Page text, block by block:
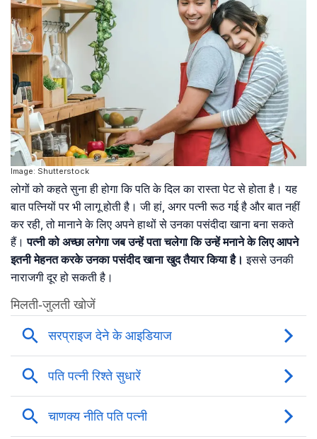
Image: Shutterstock
लोगों को कहते सुना ही होगा कि पति के दिल का रास्ता पेट से होता है। यह
बात पत्नियों पर भी लागू होती है। जी हां, अगर पत्नी रूठ गई है और बात नहीं
कर रही, तो मानाने के लिए अपने हाथों से उनका पसंदीदा खाना बना सकते
हैं।पत्नी को अच्छा लगेगा जब उन्हें पता चलेगा कि उन्हें मनाने के लिए आपने
इतनी मेहनत करके उनका पसंदीद खाना खुद तैयार किया है। इससे उनकी
नाराजगी दूर हो सकती है।